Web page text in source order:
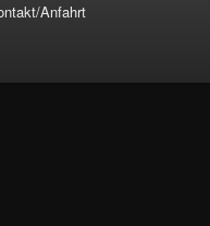
Anfahrt